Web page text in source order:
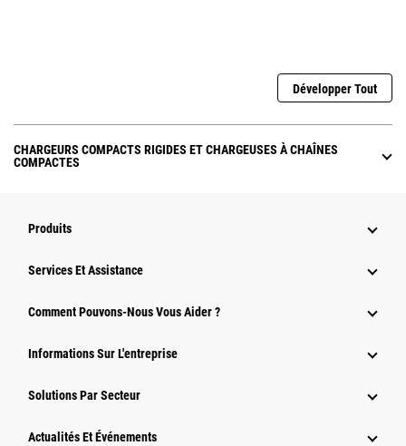
Développer Tout
CHARGEURS COMPACTS RIGIDES ET CHARGEUSES À CHAÎNES
COMPACTES
Produits
Services Et Assistance
Comment Pouvons-Nous Vous Aider ?
Informations Sur L'entreprise
Solutions Par Secteur
Actualités Et Événements